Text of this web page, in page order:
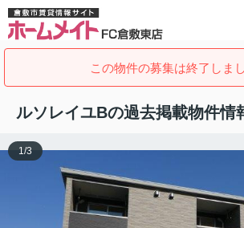
この物件の募集は終了しまし
ルソレイユBの過去掲載物件情
1/3